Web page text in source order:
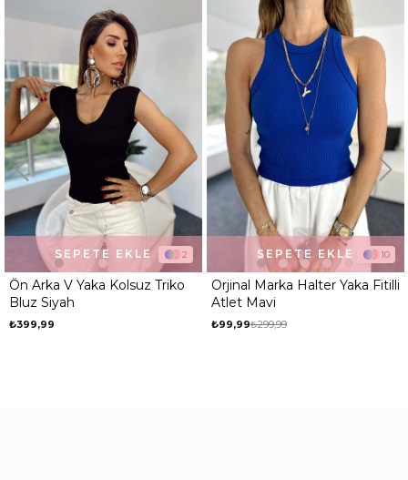
2
Ön Arka V Yaka Kolsuz Triko
Bluz Siyah
₺399,99
SEPETE EKLE 10
Orjinal Marka Halter Yaka Fitilli
Atlet Mavi
₺99,99₺299,99
SEPETE EKLE